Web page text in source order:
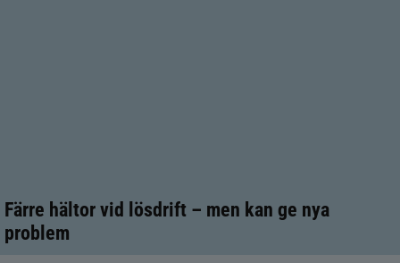
Färre hältor vid lösdrift – men kan ge nya
problem